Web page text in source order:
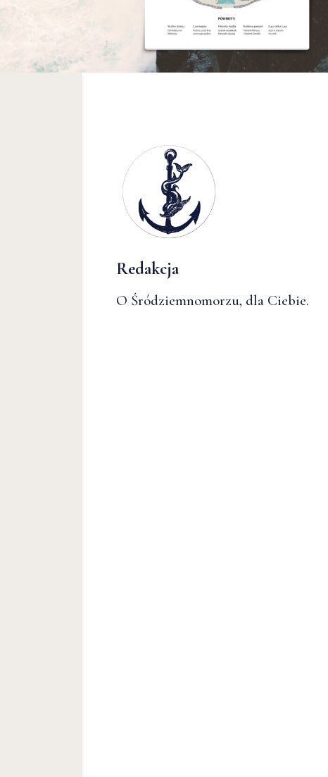
Redakcja
O Śródziemnomorzu, dla Ciebie.